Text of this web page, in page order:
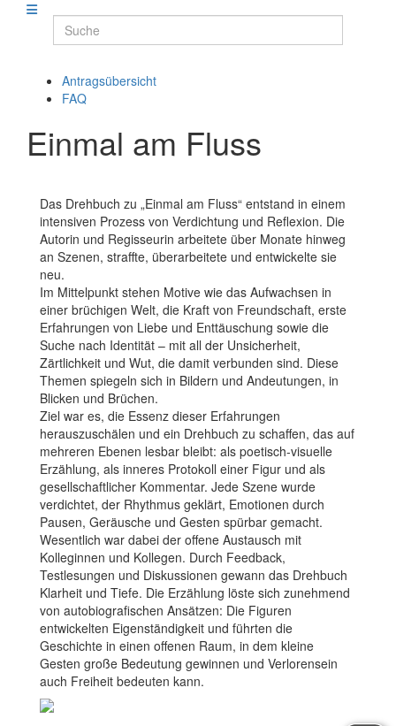
Antragsübersicht
FAQ
Einmal am Fluss
Das Drehbuch zu „Einmal am Fluss“ entstand in einem
intensiven Prozess von Verdichtung und Reflexion. Die
Autorin und Regisseurin arbeitete über Monate hinweg
an Szenen, straffte, überarbeitete und entwickelte sie
neu.
Im Mittelpunkt stehen Motive wie das Aufwachsen in
einer brüchigen Welt, die Kraft von Freundschaft, erste
Erfahrungen von Liebe und Enttäuschung sowie die
Suche nach Identität – mit all der Unsicherheit,
Zärtlichkeit und Wut, die damit verbunden sind. Diese
Themen spiegeln sich in Bildern und Andeutungen, in
Blicken und Brüchen.
Ziel war es, die Essenz dieser Erfahrungen
herauszuschälen und ein Drehbuch zu schaffen, das auf
mehreren Ebenen lesbar bleibt: als poetisch-visuelle
Erzählung, als inneres Protokoll einer Figur und als
gesellschaftlicher Kommentar. Jede Szene wurde
verdichtet, der Rhythmus geklärt, Emotionen durch
Pausen, Geräusche und Gesten spürbar gemacht.
Wesentlich war dabei der offene Austausch mit
Kolleginnen und Kollegen. Durch Feedback,
Testlesungen und Diskussionen gewann das Drehbuch
Klarheit und Tiefe. Die Erzählung löste sich zunehmend
von autobiografischen Ansätzen: Die Figuren
entwickelten Eigenständigkeit und führten die
Geschichte in einen offenen Raum, in dem kleine
Gesten große Bedeutung gewinnen und Verlorensein
auch Freiheit bedeuten kann.